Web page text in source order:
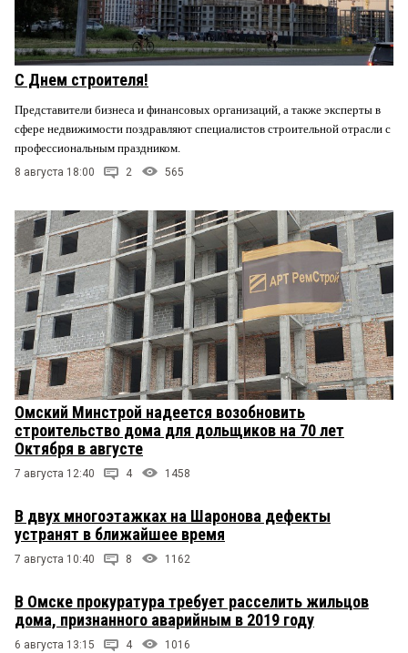
С Днем строителя!
Представители бизнеса и финансовых организаций, а также эксперты в
сфере недвижимости поздравляют специалистов строительной отрасли с
профессиональным праздником.
8 августа 18:00 2 565
Омский Минстрой надеется возобновить
строительство дома для дольщиков на 70 лет
Октября в августе
7 августа 12:40 4 1458
В двух многоэтажках на Шаронова дефекты
устранят в ближайшее время
7 августа 10:40 8 1162
В Омске прокуратура требует расселить жильцов
дома, признанного аварийным в 2019 году
6 августа 13:15 4 1016